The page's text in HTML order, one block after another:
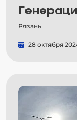
Рязань
28 октября